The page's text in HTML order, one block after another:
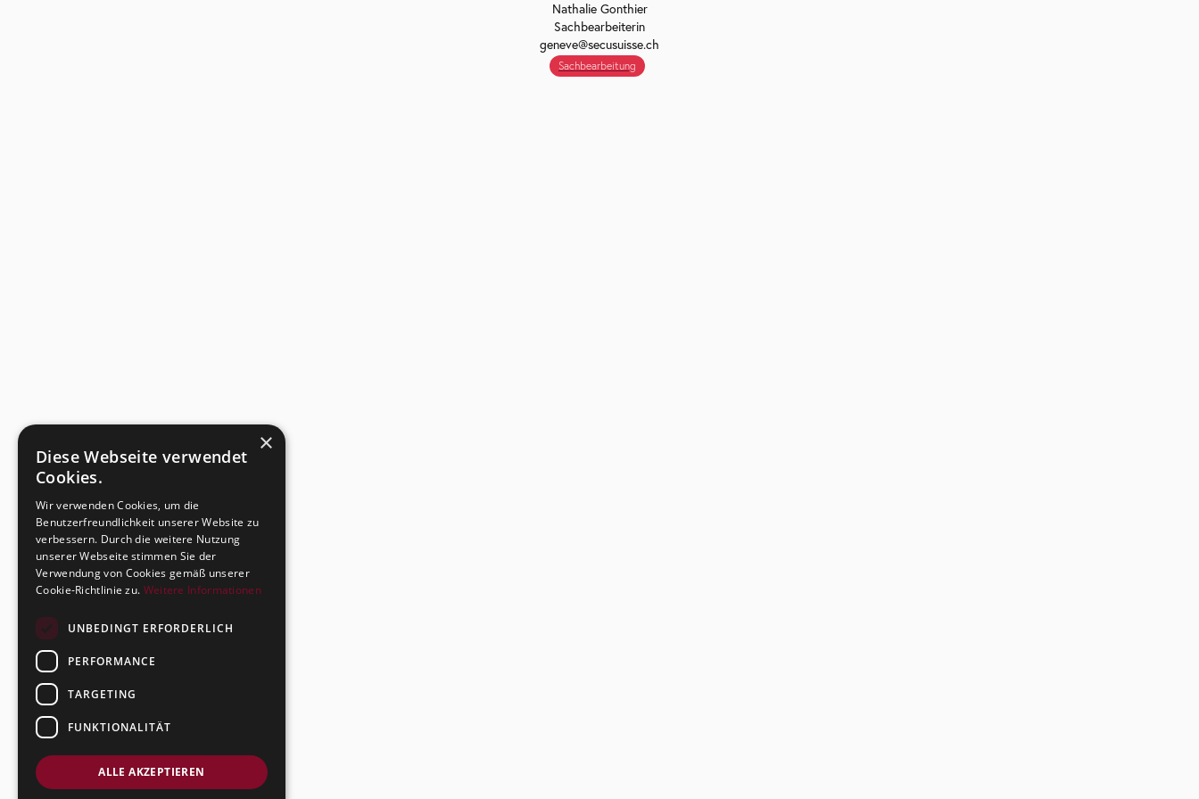
Nathalie Gonthier
Sachbearbeiterin
geneve@secusuisse.ch
Sachbearbeitung
×
Diese Webseite verwendet
Cookies.
Wir verwenden Cookies, um die
Benutzerfreundlichkeit unserer Website zu
verbessern. Durch die weitere Nutzung
unserer Webseite stimmen Sie der
Verwendung von Cookies gemäß unserer
Cookie-Richtlinie zu. Weitere Informationen
UNBEDINGT ERFORDERLICH
PERFORMANCE
TARGETING
FUNKTIONALITÄT
ALLE AKZEPTIEREN